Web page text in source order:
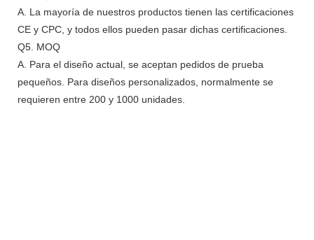
A. La mayoría de nuestros productos tienen las certificaciones
CE y CPC, y todos ellos pueden pasar dichas certificaciones.
Q5. MOQ
A. Para el diseño actual, se aceptan pedidos de prueba
pequeños. Para diseños personalizados, normalmente se
requieren entre 200 y 1000 unidades.